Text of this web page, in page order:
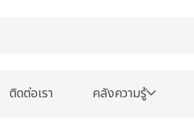
ติดต่อเรา คลังความรู้